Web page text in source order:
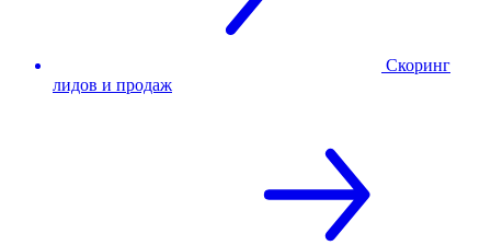
Скоринг
лидов и продаж